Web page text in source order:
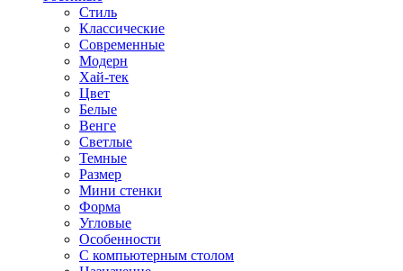
Стиль
Классические
Современные
Модерн
Хай-тек
Цвет
Белые
Венге
Светлые
Темные
Размер
Мини стенки
Форма
Угловые
Особенности
С компьютерным столом